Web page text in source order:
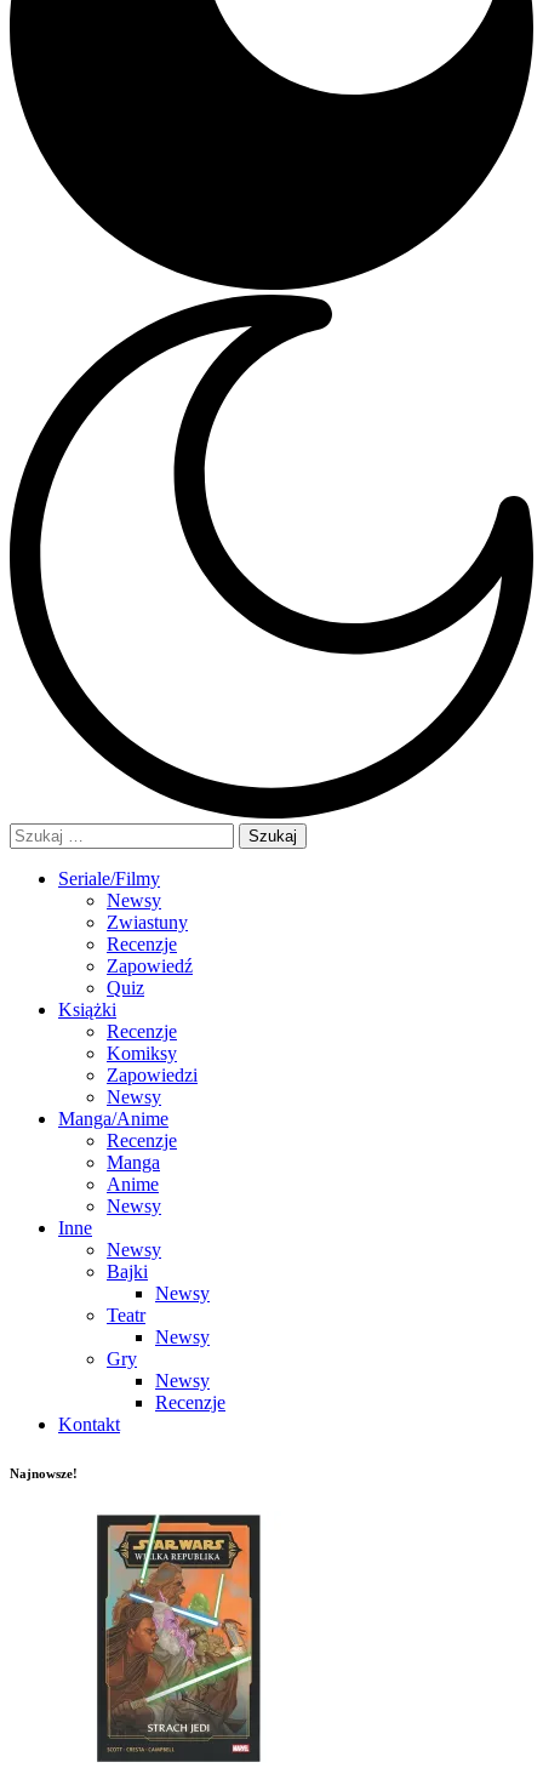
Szukaj:
Seriale/Filmy
Newsy
Zwiastuny
Recenzje
Zapowiedź
Quiz
Książki
Recenzje
Komiksy
Zapowiedzi
Newsy
Manga/Anime
Recenzje
Manga
Anime
Newsy
Inne
Newsy
Bajki
Newsy
Teatr
Newsy
Gry
Newsy
Recenzje
Kontakt
Najnowsze!